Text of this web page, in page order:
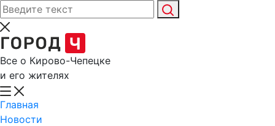
Все о Кирово-Чепецке
и его жителях
Главная
Новости